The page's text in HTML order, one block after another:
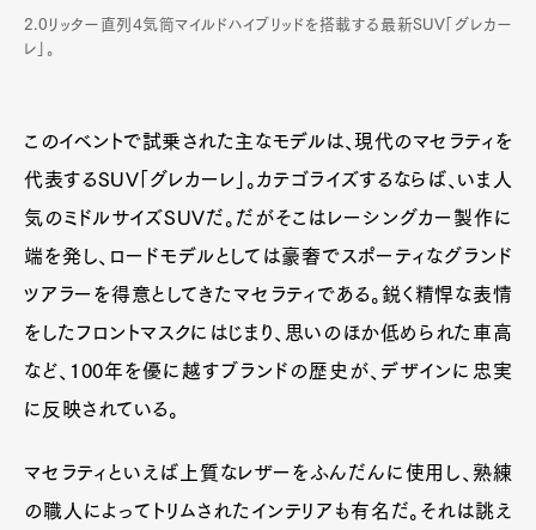
2.0リッター直列4気筒マイルドハイブリッドを搭載する最新SUV「グレカー
レ」。
このイベントで試乗された主なモデルは、現代のマセラティを
代表するSUV「グレカーレ」。カテゴライズするならば、いま人
気のミドルサイズSUVだ。だがそこはレーシングカー製作に
端を発し、ロードモデルとしては豪奢でスポーティなグランド
ツアラーを得意としてきたマセラティである。鋭く精悍な表情
をしたフロントマスクにはじまり、思いのほか低められた車高
など、100年を優に越すブランドの歴史が、デザインに忠実
に反映されている。
マセラティといえば上質なレザーをふんだんに使用し、熟練
の職人によってトリムされたインテリアも有名だ。それは誂え